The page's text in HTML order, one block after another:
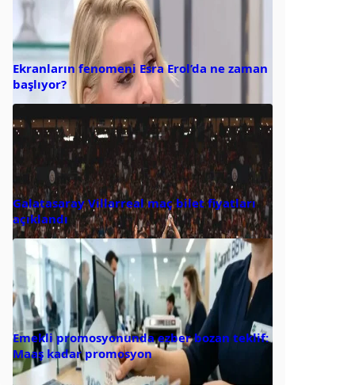
Ekranların fenomeni Esra Erol’da ne zaman
başlıyor?
Galatasaray Villarreal maç bilet fiyatları
açıklandı
Emekli promosyonunda ezber bozan teklif:
Maaş kadar promosyon